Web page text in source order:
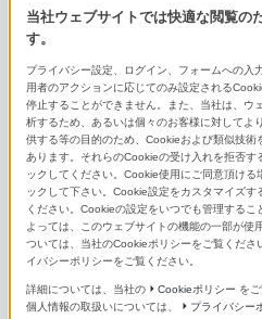
E PZ 10-20mm F4 G
E PZ 16-50mm F3.5-5.6 OSS II
E 16-55mm F2.8 G
E PZ 18-105mm F4 G OSS
E PZ 18-110mm F4 G OSS
E 18-135mm F3.5-5.6 OSS
E 18-200mm F3.5-6.3 OSS LE
当社ウェブサイトでは快適な閲覧の
す。
プライバシー設定、ログイン、フォームへの入
用者のアクションに応じてのみ設定される
停止することができません。また、当社は、ウ
析するため、あるいは個々のお客様に対してよ
供する等の目的のため、Cookieおよび類似技
あります。それらのCookieの受け入れを拒否
ックしてください。Cookie使用にご同意頂け
ックして下さい。Cookie設定をカスタマイズ
ください。Cookieの設定をいつでも管理する
よっては、このウェブサイトの機能の一部が使
ついては、当社のCookieポリシーをご覧くださ
イバシーポリシーをご覧ください。
詳細については、当社の Cookieポリシー をご
個人情報の取扱いについては、
プライバシー